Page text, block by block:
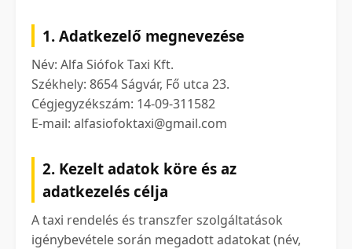
1. Adatkezelő megnevezése
Név: Alfa Siófok Taxi Kft.
Székhely: 8654 Ságvár, Fő utca 23.
Cégjegyzékszám: 14-09-311582
E-mail: alfasiofoktaxi@gmail.com
2. Kezelt adatok köre és az
adatkezelés célja
A taxi rendelés és transzfer szolgáltatások
igénybevétele során megadott adatokat (név,